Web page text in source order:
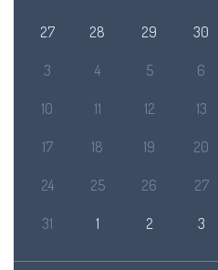
27 28 29 30
3 4 5 6
10 11 12 13
17 18 19 20
24 25 26 27
31 1 2 3